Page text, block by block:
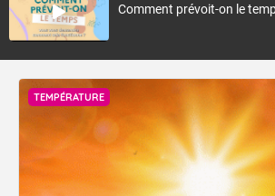
Comment prévoit-on le
TEMPÉRATURE